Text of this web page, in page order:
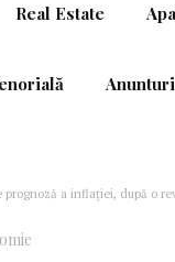
Real Estate
a inflaţiei, după o